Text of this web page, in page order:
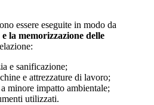
essere eseguite in modo da
la memorizzazione delle
e sanificazione;
e attrezzature di lavoro;
minore impatto ambientale;
utilizzati.